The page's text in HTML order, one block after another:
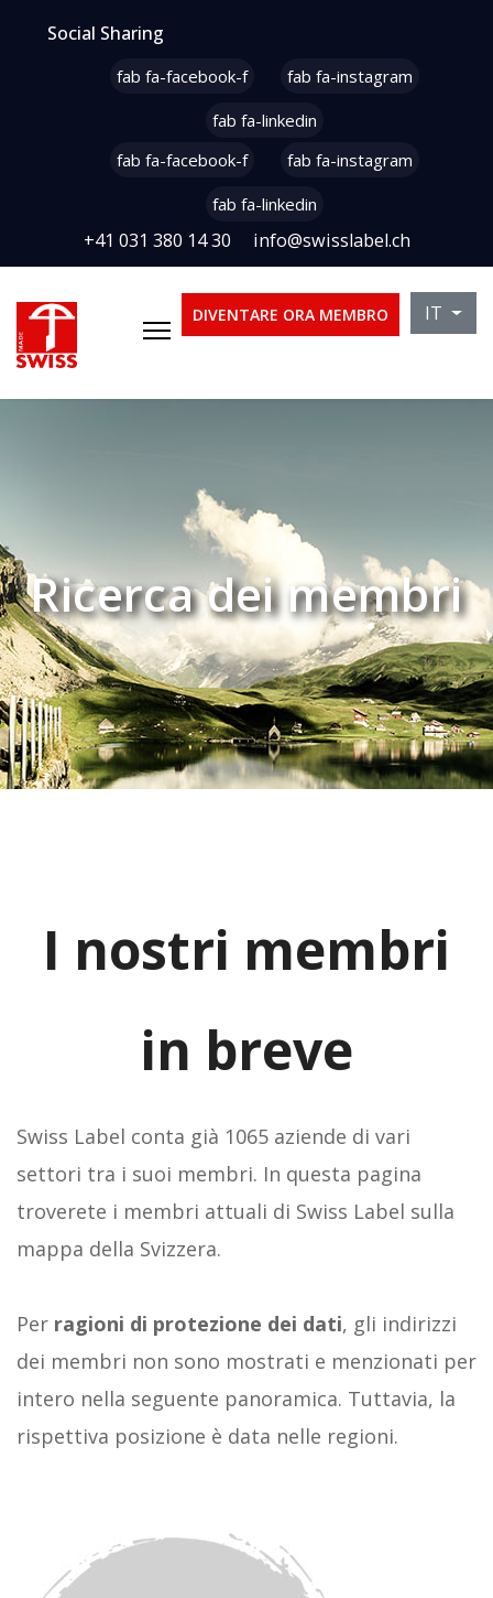
Social Sharing
fab fa-facebook-f
fab fa-instagram
fab fa-linkedin
fab fa-facebook-f
fab fa-instagram
fab fa-linkedin
+41 031 380 14 30 info@swisslabel.ch
DIVENTARE ORA MEMBRO IT
Ricerca dei membri
I nostri membri
in breve
Swiss Label conta già 1065 aziende di vari
settori tra i suoi membri. In questa pagina
troverete i membri attuali di Swiss Label sulla
mappa della Svizzera.
Per ragioni di protezione dei dati, gli indirizzi
dei membri non sono mostrati e menzionati per
intero nella seguente panoramica. Tuttavia, la
rispettiva posizione è data nelle regioni.